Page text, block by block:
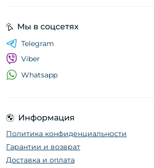
Информация
Политика конфиденциальности
Гарантии и возврат
Доставка и оплата
Мы в соцсетях
Telegram
Viber
Whatsapp